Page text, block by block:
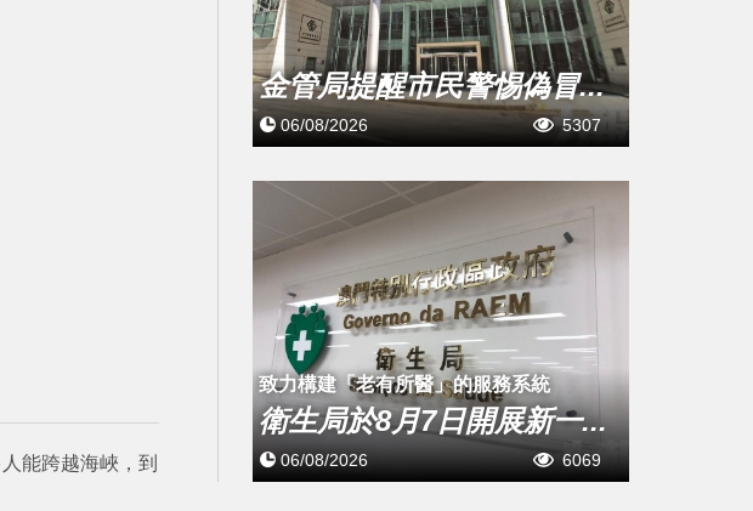
能跨越海峽，到
金管局提醒市民警惕偽冒...
06/08/2026 5307
致力構建「老有所醫」的服務系統
衛生局於8月7日開展新一...
06/08/2026 6069